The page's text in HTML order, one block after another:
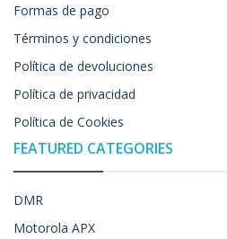
Formas de pago
Términos y condiciones
Política de devoluciones
Política de privacidad
Política de Cookies
FEATURED CATEGORIES
DMR
Motorola APX